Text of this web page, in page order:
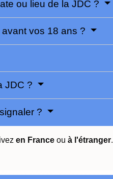
ou lieu de la JDC ?
vos 18 ans ?
JDC ?
?
en France ouà l'étranger.